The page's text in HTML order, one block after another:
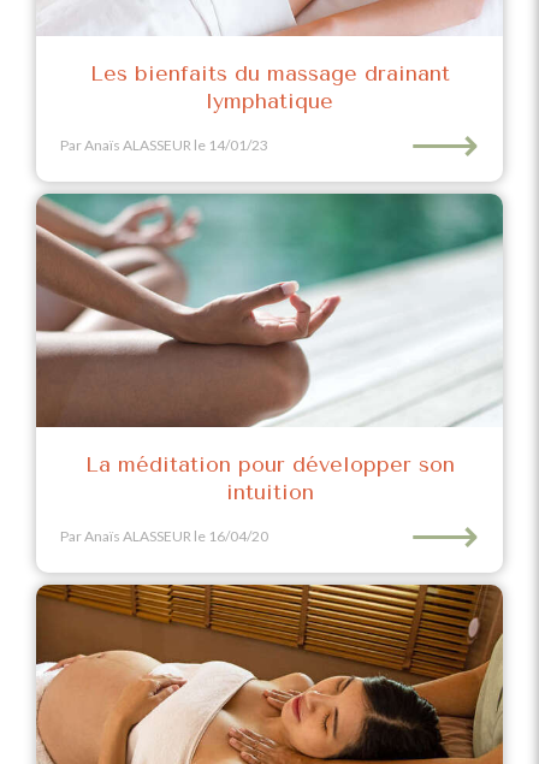
Les bienfaits du massage drainant
lymphatique
Par Anaïs ALASSEUR le 14/01/23 ⟶
La méditation pour développer son
intuition
Par Anaïs ALASSEUR le 16/04/20 ⟶